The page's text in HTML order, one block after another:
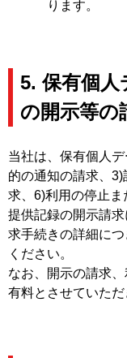
ります。
5. 保有個人
の開示等の
当社は、保有個人
的の通知の請求、
求、6)利用の停止
提供記録の開示請
求手続きの詳細に
ください。
なお、開示の請求
有料とさせていただ